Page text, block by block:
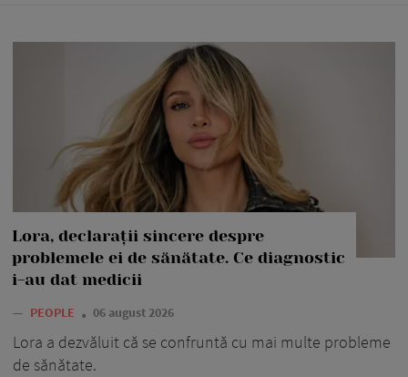
Lora, declarații sincere despre
problemele ei de sănătate. Ce diagnostic
i-au dat medicii
— PEOPLE 06 august 2026
Lora a dezvăluit că se confruntă cu mai multe probleme
de sănătate.